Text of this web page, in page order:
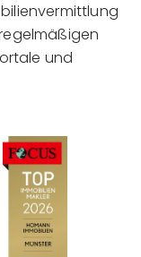
und